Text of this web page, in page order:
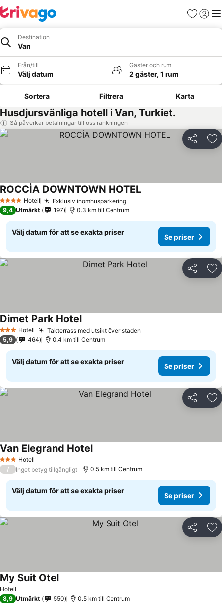
Favoriter
Logga
Destination
Van
Från/till
Välj datum
Gäster och rum
2 gäster, 1 rum
Sortera Filtrera Karta
Husdjursvänliga hotell i Van, Turkiet.
Så påverkar betalningar till oss rankningen
Dela
4 StjärnorHotell Exklusiv inomhusparkeringSe priser
ROCCİA DOWNTOWN HOTELSe priser
9,4 Utmärkt 197 0.3 km till Centrum
Välj datum för att se exakta priser
Se priser
Dela
3 StjärnorHotell Takterrass med utsikt över staden
Dimet Park HotelSe priser
5,9 464 0.4 km till Centrum
Välj datum för att se exakta priser
Se priser
Dela
3 StjärnorHotell
Van Elegrand HotelSe priser
/ Inget betyg tillgängligt 0.5 km till Centrum
Välj datum för att se exakta priser
Se priser
Dela
Hotell
My Suit OtelSe priser
8,9 Utmärkt 550 0.5 km till Centrum